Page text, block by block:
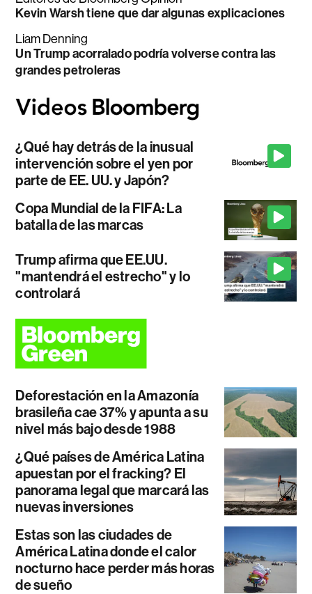
Kevin Warsh tiene que dar algunas explicaciones
Liam Denning
Un Trump acorralado podría volverse contra las
grandes petroleras
¿Qué hay detrás de la inusual
intervención sobre el yen por
parte de EE. UU. y Japón?
Copa Mundial de la FIFA: La
batalla de las marcas
Trump afirma que EE.UU.
"mantendrá el estrecho" y lo
controlará
Deforestación en la Amazonía
brasileña cae 37% y apunta a su
nivel más bajo desde 1988
¿Qué países de América Latina
apuestan por el fracking? El
panorama legal que marcará las
nuevas inversiones
Estas son las ciudades de
América Latina donde el calor
nocturno hace perder más horas
de sueño